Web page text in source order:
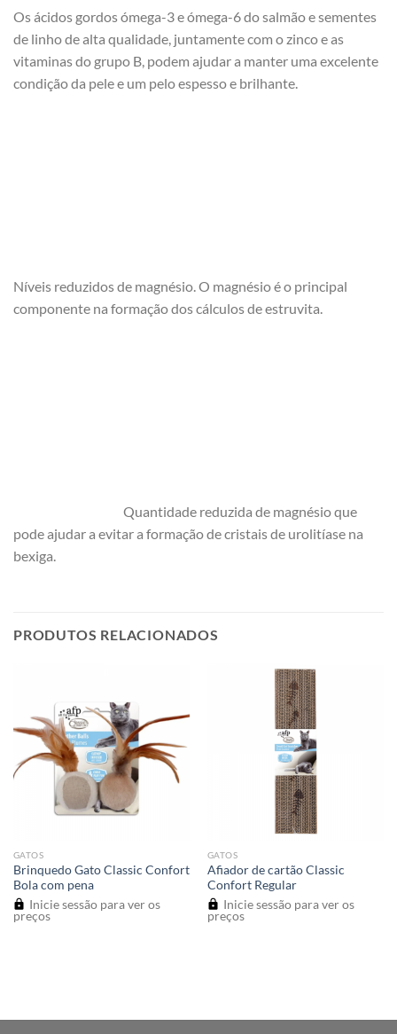
Os ácidos gordos ómega-3 e ómega-6 do salmão e sementes
de linho de alta qualidade, juntamente com o zinco e as
vitaminas do grupo B, podem ajudar a manter uma excelente
condição da pele e um pelo espesso e brilhante.
Níveis reduzidos de magnésio. O magnésio é o principal
componente na formação dos cálculos de estruvita.
Quantidade reduzida de magnésio que
pode ajudar a evitar a formação de cristais de urolitíase na
bexiga.
PRODUTOS RELACIONADOS
GATOS
Brinquedo Gato Classic Confort
Bola com pena
Inicie sessão para ver os
preços
GATOS
Afiador de cartão Classic
Confort Regular
Inicie sessão para ver os
preços